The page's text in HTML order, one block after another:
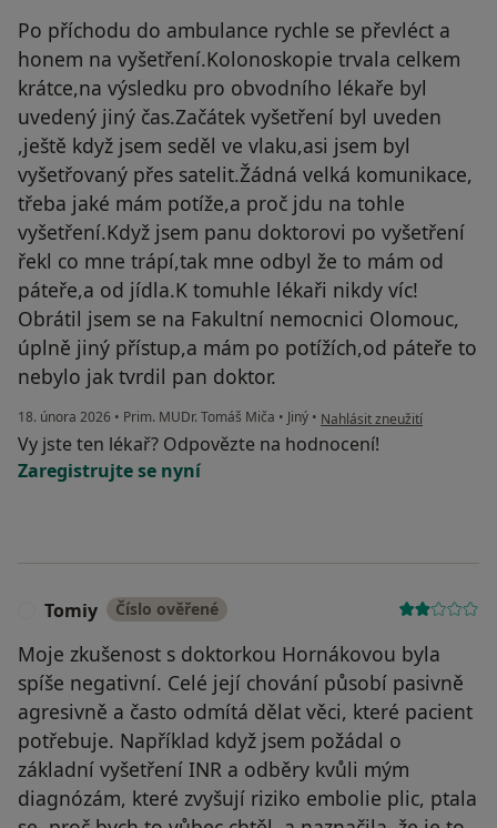
Po příchodu do ambulance rychle se převléct a
honem na vyšetření.Kolonoskopie trvala celkem
krátce,na výsledku pro obvodního lékaře byl
uvedený jiný čas.Začátek vyšetření byl uveden
,ještě když jsem seděl ve vlaku,asi jsem byl
vyšetřovaný přes satelit.Žádná velká komunikace,
třeba jaké mám potíže,a proč jdu na tohle
vyšetření.Když jsem panu doktorovi po vyšetření
řekl co mne trápí,tak mne odbyl že to mám od
páteře,a od jídla.K tomuhle lékaři nikdy víc!
Obrátil jsem se na Fakultní nemocnici Olomouc,
úplně jiný přístup,a mám po potížích,od páteře to
nebylo jak tvrdil pan doktor.
18. února 2026 • Prim. MUDr. Tomáš Miča • Jiný • podle názoru uživatele Petr
Nahlásit zneužití
Vy jste ten lékař? Odpovězte na hodnocení!
Zaregistrujte se nyní
Tomiy Číslo ověřené
Moje zkušenost s doktorkou Hornákovou byla
spíše negativní. Celé její chování působí pasivně
agresivně a často odmítá dělat věci, které pacient
potřebuje. Například když jsem požádal o
základní vyšetření INR a odběry kvůli mým
diagnózám, které zvyšují riziko embolie plic, ptala